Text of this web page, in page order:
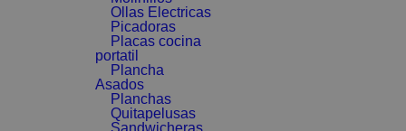
Ollas Electricas
Picadoras
Placas cocina
portatil
Plancha
Asados
Planchas
Quitapelusas
Sandwicheras